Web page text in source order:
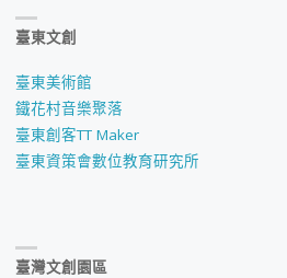
臺東文創
臺東美術館
鐵花村音樂聚落
臺東創客TT Maker
臺東資策會數位教育研究所
臺灣文創園區